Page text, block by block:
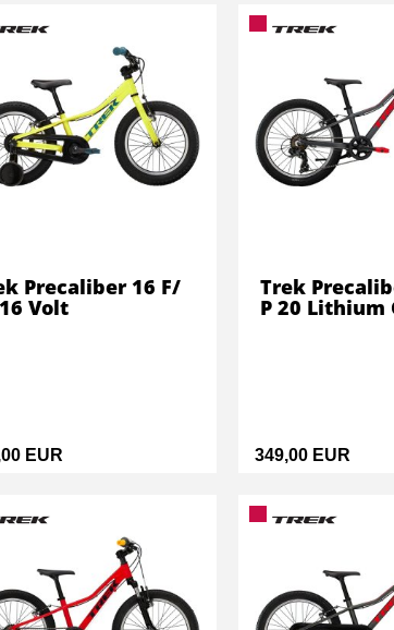
EUR
Precaliber 16 F/
Volt
349,00 EUR
Trek
P 20 Lithium